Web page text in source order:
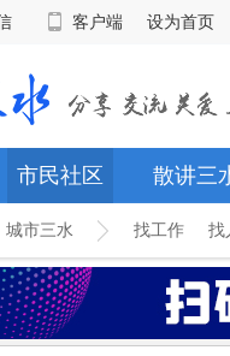
客户端 设为首页
市民社区 散讲三
城市三水 找工作 找